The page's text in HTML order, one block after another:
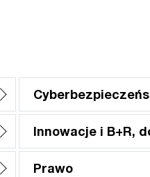
Innowacje i B+R,
Prawo